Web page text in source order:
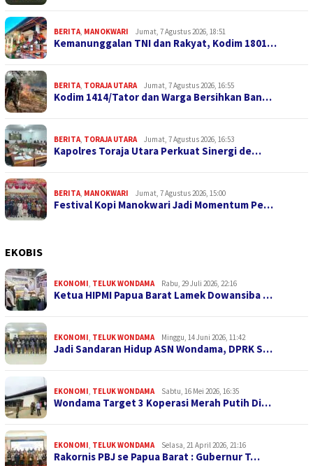
BERITA, MANOKWARI Jumat, 7 Agustus 2026, 18:51
Kemanunggalan TNI dan Rakyat, Kodim 1801…
BERITA, TORAJA UTARA Jumat, 7 Agustus 2026, 16:55
Kodim 1414/Tator dan Warga Bersihkan Ban…
BERITA, TORAJA UTARA Jumat, 7 Agustus 2026, 16:53
Kapolres Toraja Utara Perkuat Sinergi de…
BERITA, MANOKWARI Jumat, 7 Agustus 2026, 15:00
Festival Kopi Manokwari Jadi Momentum Pe…
EKOBIS
EKONOMI, TELUK WONDAMA Rabu, 29 Juli 2026, 22:16
Ketua HIPMI Papua Barat Lamek Dowansiba …
EKONOMI, TELUK WONDAMA Minggu, 14 Juni 2026, 11:42
Jadi Sandaran Hidup ASN Wondama, DPRK S…
EKONOMI, TELUK WONDAMA Sabtu, 16 Mei 2026, 16:35
Wondama Target 3 Koperasi Merah Putih Di…
EKONOMI, TELUK WONDAMA Selasa, 21 April 2026, 21:16
Rakornis PBJ se Papua Barat : Gubernur T…